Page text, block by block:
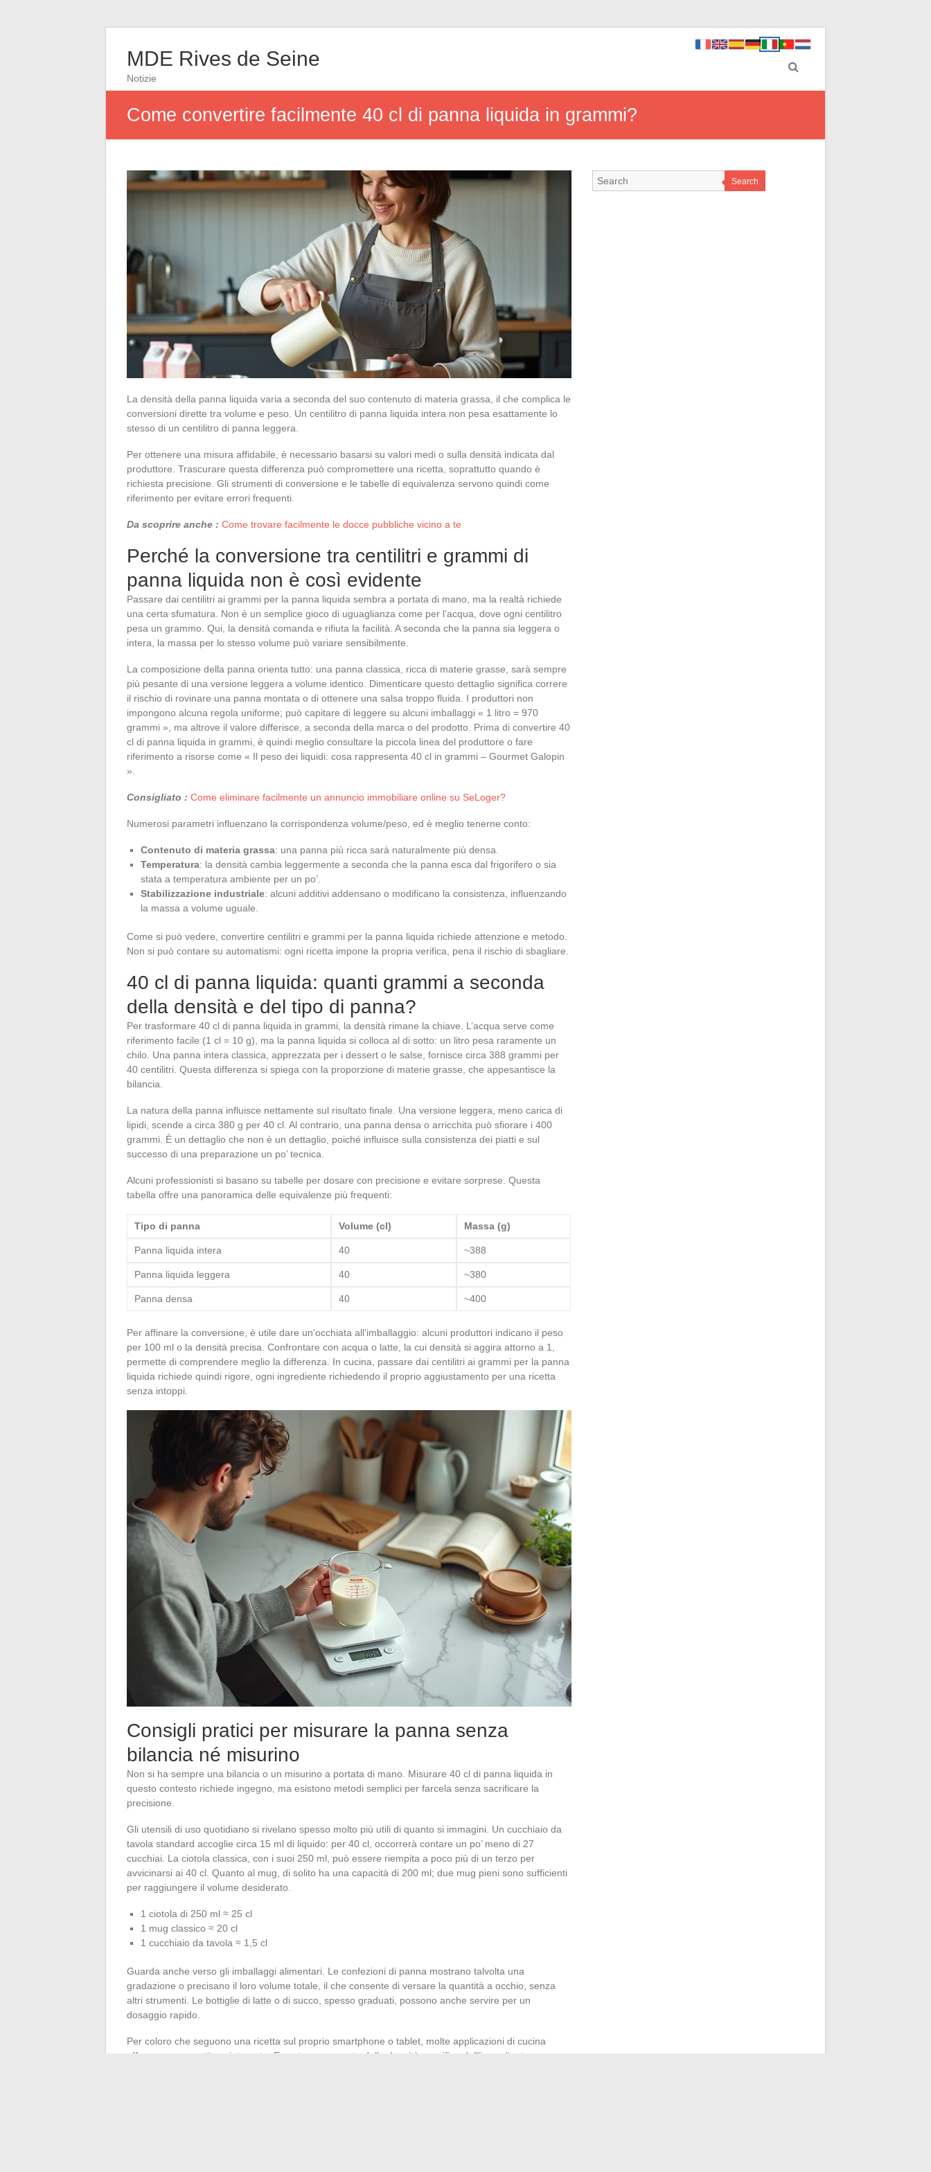
MDE Rives de Seine
Notizie
Come convertire facilmente 40 cl di panna liquida in grammi?
La densità della panna liquida varia a seconda del suo contenuto di materia grassa, il che complica le
conversioni dirette tra volume e peso. Un centilitro di panna liquida intera non pesa esattamente lo
stesso di un centilitro di panna leggera.
Per ottenere una misura affidabile, è necessario basarsi su valori medi o sulla densità indicata dal
produttore. Trascurare questa differenza può compromettere una ricetta, soprattutto quando è
richiesta precisione. Gli strumenti di conversione e le tabelle di equivalenza servono quindi come
riferimento per evitare errori frequenti.
Da scoprire anche : Come trovare facilmente le docce pubbliche vicino a te
Perché la conversione tra centilitri e grammi di
panna liquida non è così evidente
Passare dai centilitri ai grammi per la panna liquida sembra a portata di mano, ma la realtà richiede
una certa sfumatura. Non è un semplice gioco di uguaglianza come per l’acqua, dove ogni centilitro
pesa un grammo. Qui, la densità comanda e rifiuta la facilità. A seconda che la panna sia leggera o
intera, la massa per lo stesso volume può variare sensibilmente.
La composizione della panna orienta tutto: una panna classica, ricca di materie grasse, sarà sempre
più pesante di una versione leggera a volume identico. Dimenticare questo dettaglio significa correre
il rischio di rovinare una panna montata o di ottenere una salsa troppo fluida. I produttori non
impongono alcuna regola uniforme; può capitare di leggere su alcuni imballaggi « 1 litro = 970
grammi », ma altrove il valore differisce, a seconda della marca o del prodotto. Prima di convertire 40
cl di panna liquida in grammi, è quindi meglio consultare la piccola linea del produttore o fare
riferimento a risorse come « Il peso dei liquidi: cosa rappresenta 40 cl in grammi – Gourmet Galopin
».
Consigliato : Come eliminare facilmente un annuncio immobiliare online su SeLoger?
Numerosi parametri influenzano la corrispondenza volume/peso, ed è meglio tenerne conto:
Contenuto di materia grassa: una panna più ricca sarà naturalmente più densa.
Temperatura: la densità cambia leggermente a seconda che la panna esca dal frigorifero o sia
stata a temperatura ambiente per un po’.
Stabilizzazione industriale: alcuni additivi addensano o modificano la consistenza, influenzando
la massa a volume uguale.
Come si può vedere, convertire centilitri e grammi per la panna liquida richiede attenzione e metodo.
Non si può contare su automatismi: ogni ricetta impone la propria verifica, pena il rischio di sbagliare.
40 cl di panna liquida: quanti grammi a seconda
della densità e del tipo di panna?
Per trasformare 40 cl di panna liquida in grammi, la densità rimane la chiave. L’acqua serve come
riferimento facile (1 cl = 10 g), ma la panna liquida si colloca al di sotto: un litro pesa raramente un
chilo. Una panna intera classica, apprezzata per i dessert o le salse, fornisce circa 388 grammi per
40 centilitri. Questa differenza si spiega con la proporzione di materie grasse, che appesantisce la
bilancia.
La natura della panna influisce nettamente sul risultato finale. Una versione leggera, meno carica di
lipidi, scende a circa 380 g per 40 cl. Al contrario, una panna densa o arricchita può sfiorare i 400
grammi. È un dettaglio che non è un dettaglio, poiché influisce sulla consistenza dei piatti e sul
successo di una preparazione un po’ tecnica.
Alcuni professionisti si basano su tabelle per dosare con precisione e evitare sorprese. Questa
tabella offre una panoramica delle equivalenze più frequenti:
Tipo di panna Volume (cl) Massa (g)
Panna liquida intera 40 ~388
Panna liquida leggera 40 ~380
Panna densa 40 ~400
Per affinare la conversione, è utile dare un’occhiata all’imballaggio: alcuni produttori indicano il peso
per 100 ml o la densità precisa. Confrontare con acqua o latte, la cui densità si aggira attorno a 1,
permette di comprendere meglio la differenza. In cucina, passare dai centilitri ai grammi per la panna
liquida richiede quindi rigore, ogni ingrediente richiedendo il proprio aggiustamento per una ricetta
senza intoppi.
Consigli pratici per misurare la panna senza
bilancia né misurino
Non si ha sempre una bilancia o un misurino a portata di mano. Misurare 40 cl di panna liquida in
questo contesto richiede ingegno, ma esistono metodi semplici per farcela senza sacrificare la
precisione.
Gli utensili di uso quotidiano si rivelano spesso molto più utili di quanto si immagini. Un cucchiaio da
tavola standard accoglie circa 15 ml di liquido: per 40 cl, occorrerà contare un po’ meno di 27
cucchiai. La ciotola classica, con i suoi 250 ml, può essere riempita a poco più di un terzo per
avvicinarsi ai 40 cl. Quanto al mug, di solito ha una capacità di 200 ml; due mug pieni sono sufficienti
per raggiungere il volume desiderato.
1 ciotola di 250 ml ≈ 25 cl
1 mug classico ≈ 20 cl
1 cucchiaio da tavola ≈ 1,5 cl
Guarda anche verso gli imballaggi alimentari. Le confezioni di panna mostrano talvolta una
gradazione o precisano il loro volume totale, il che consente di versare la quantità a occhio, senza
altri strumenti. Le bottiglie di latte o di succo, spesso graduati, possono anche servire per un
dosaggio rapido.
Per coloro che seguono una ricetta sul proprio smartphone o tablet, molte applicazioni di cucina
offrono un convertitore integrato. Esse tengono conto della densità specifica dell’ingrediente e
Search